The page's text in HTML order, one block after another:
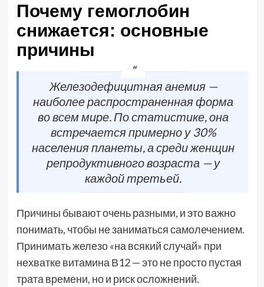
Почему гемоглобин
снижается: основные
причины
Железодефицитная анемия —
наиболее распространенная форма
во всем мире. По статистике, она
встречается примерно у 30%
населения планеты, а среди женщин
репродуктивного возраста — у
каждой третьей.
Причины бывают очень разными, и это важно
понимать, чтобы не заниматься самолечением.
Принимать железо «на всякий случай» при
нехватке витамина В12 — это не просто пустая
трата времени, но и риск осложнений.